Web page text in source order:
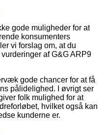
gode muligheder for at
konsumenters
vi forslag om, at du
af G&G ARP9
gode chancer for at få
pålidelighed. I øvrigt ser
folk mulighed for at
hvilket også kan
kunderne er.